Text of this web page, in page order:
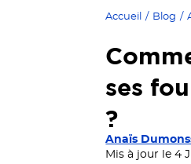
Accueil / Blog /
ses
?
Anaïs
Mis à jour le 4